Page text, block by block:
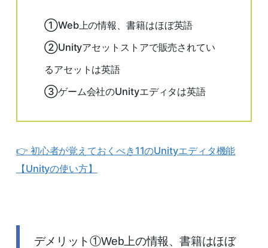
①Web上の情報、書籍はほぼ英語
②Unityアセットストアで販売されてい
るアセットは英語
③ゲーム会社のUnityエディタは英語
👉 初心者が覚えておくべき11のUnityエディタ機能
【Unityの使い方】
デメリット①Web上の情報、書籍はほぼ